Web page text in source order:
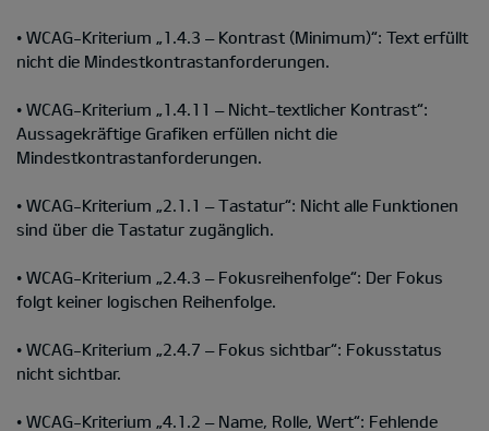
• WCAG-Kriterium „1.4.3 – Kontrast (Minimum)“: Text erfüllt
nicht die Mindestkontrastanforderungen.
• WCAG-Kriterium „1.4.11 – Nicht-textlicher Kontrast“:
Aussagekräftige Grafiken erfüllen nicht die
Mindestkontrastanforderungen.
• WCAG-Kriterium „2.1.1 – Tastatur“: Nicht alle Funktionen
sind über die Tastatur zugänglich.
• WCAG-Kriterium „2.4.3 – Fokusreihenfolge“: Der Fokus
folgt keiner logischen Reihenfolge.
• WCAG-Kriterium „2.4.7 – Fokus sichtbar“: Fokusstatus
nicht sichtbar.
• WCAG-Kriterium „4.1.2 – Name, Rolle, Wert“: Fehlende